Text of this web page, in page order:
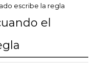
escribe la regla
el